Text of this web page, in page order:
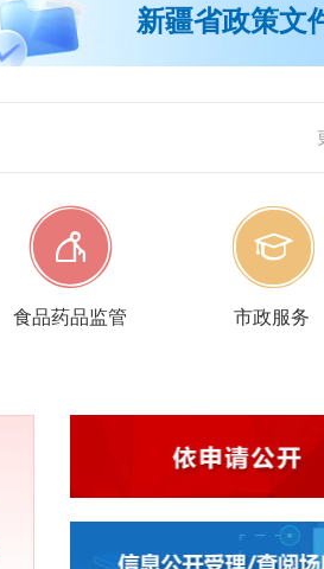
新疆省政策文
食品药品监管 市政服务